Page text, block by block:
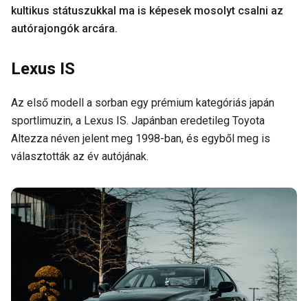
kultikus státuszukkal ma is képesek mosolyt csalni az
autórajongók arcára.
Lexus IS
Az első modell a sorban egy prémium kategóriás japán
sportlimuzin, a Lexus IS. Japánban eredetileg Toyota
Altezza néven jelent meg 1998-ban, és egyből meg is
választották az év autójának.